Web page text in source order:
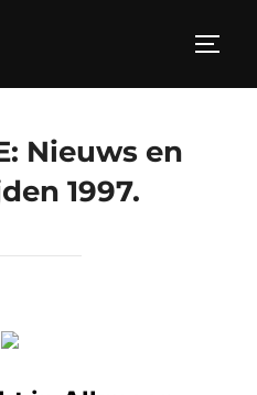
Nieuws en
1997.